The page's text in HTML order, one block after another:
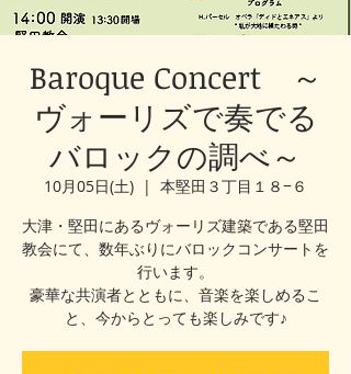
Baroque Concert ～
ヴォーリズで奏でる
バロックの調べ～
10月05日(土)
  |
本堅田３丁目１８−６
大津・堅田にあるヴォーリズ建築である堅田
教会にて、数年ぶりにバロックコンサートを
行います。
豪華な共演者とともに、音楽を楽しめるこ
と、今からとっても楽しみです♪